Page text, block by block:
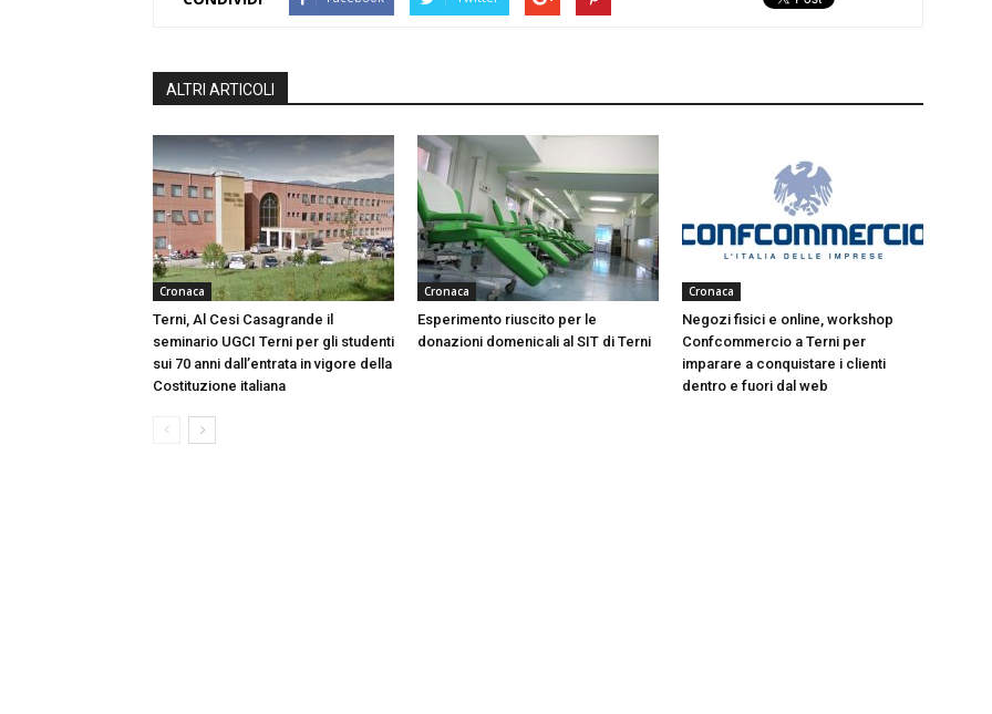
ALTRI ARTICOLI
Cronaca
Terni, Al Cesi Casagrande il
seminario UGCI Terni per gli studenti
sui 70 anni dall’entrata in vigore della
Costituzione italiana
Cronaca
Esperimento riuscito per le
donazioni domenicali al SIT di Terni
Cronaca
Negozi fisici e online, workshop
Confcommercio a Terni per
imparare a conquistare i clienti
dentro e fuori dal web